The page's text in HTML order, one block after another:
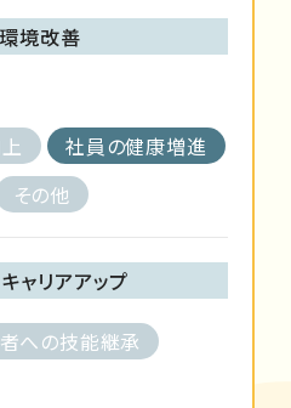
境改善
社員の健康増進
その他
ャリアアップ
への技能継承